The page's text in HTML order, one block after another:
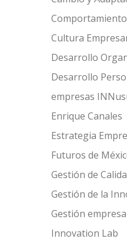
Cultura
Desarrollo
Desarrollo
empresas
Enrique Canales
Estrategia
Futuros de
Gestión de
Gestión de la
Gestión
Innovation Lab